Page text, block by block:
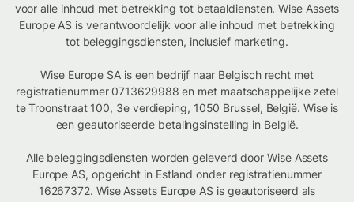
voor alle inhoud met betrekking tot betaaldiensten. Wise Assets
Europe AS is verantwoordelijk voor alle inhoud met betrekking
tot beleggingsdiensten, inclusief marketing.
Wise Europe SA is een bedrijf naar Belgisch recht met
registratienummer 0713629988 en met maatschappelijke zetel
te Troonstraat 100, 3e verdieping, 1050 Brussel, België. Wise is
een geautoriseerde betalingsinstelling in België.
Alle beleggingsdiensten worden geleverd door Wise Assets
Europe AS, opgericht in Estland onder registratienummer
16267372. Wise Assets Europe AS is geautoriseerd als